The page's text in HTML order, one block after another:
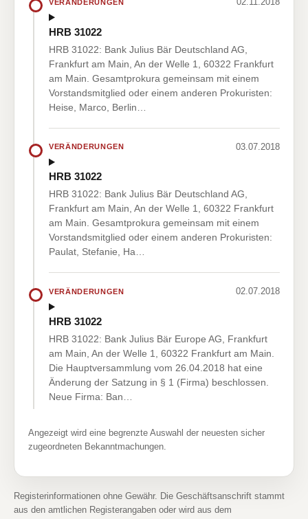
VERÄNDERUNGEN
HRB 31022
HRB 31022: Bank Julius Bär Deutschland AG,
Frankfurt am Main, An der Welle 1, 60322 Frankfurt
am Main. Gesamtprokura gemeinsam mit einem
Vorstandsmitglied oder einem anderen Prokuristen:
Heise, Marco, Berlin…
VERÄNDERUNGEN 03.07.2018
HRB 31022
HRB 31022: Bank Julius Bär Deutschland AG,
Frankfurt am Main, An der Welle 1, 60322 Frankfurt
am Main. Gesamtprokura gemeinsam mit einem
Vorstandsmitglied oder einem anderen Prokuristen:
Paulat, Stefanie, Ha…
VERÄNDERUNGEN 02.07.2018
HRB 31022
HRB 31022: Bank Julius Bär Europe AG, Frankfurt
am Main, An der Welle 1, 60322 Frankfurt am Main.
Die Hauptversammlung vom 26.04.2018 hat eine
Änderung der Satzung in § 1 (Firma) beschlossen.
Neue Firma: Ban…
Angezeigt wird eine begrenzte Auswahl der neuesten sicher
zugeordneten Bekanntmachungen.
Registerinformationen ohne Gewähr. Die Geschäftsanschrift stammt
aus den amtlichen Registerangaben oder wird aus dem